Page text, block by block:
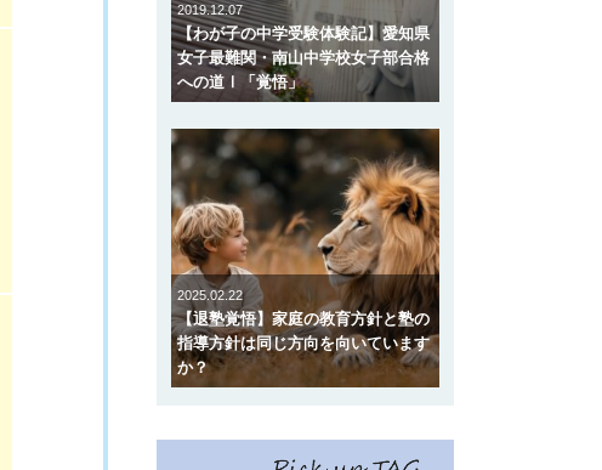
2019.12.07
【わが子の中学受験体験記】愛知県
女子最難関・南山中学校女子部合格
への道Ⅰ「覚悟」
2025.02.22
【退塾覚悟】家庭の教育方針と塾の
指導方針は同じ方向を向いています
か？